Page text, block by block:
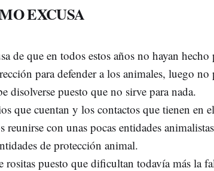
EXCUSA
de que en todos estos años no hayan
para defender a los animales, luego
disolverse puesto que no sirve para nada.
que cuentan y los contactos que tienen en
reunirse con unas pocas entidades
de protección animal.
puesto que dificultan todavía más la